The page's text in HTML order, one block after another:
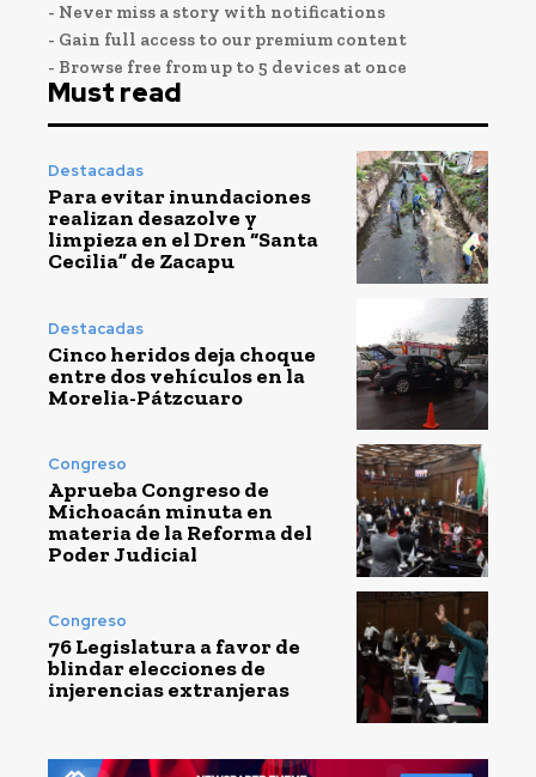
- Never miss a story with notifications
- Gain full access to our premium content
- Browse free from up to 5 devices at once
Must read
Destacadas
Para evitar inundaciones
realizan desazolve y
limpieza en el Dren “Santa
Cecilia” de Zacapu
Destacadas
Cinco heridos deja choque
entre dos vehículos en la
Morelia-Pátzcuaro
Congreso
Aprueba Congreso de
Michoacán minuta en
materia de la Reforma del
Poder Judicial
Congreso
76 Legislatura a favor de
blindar elecciones de
injerencias extranjeras